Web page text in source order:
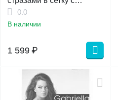
доступом (Spark)
0.0
В наличии
1 599 ₽